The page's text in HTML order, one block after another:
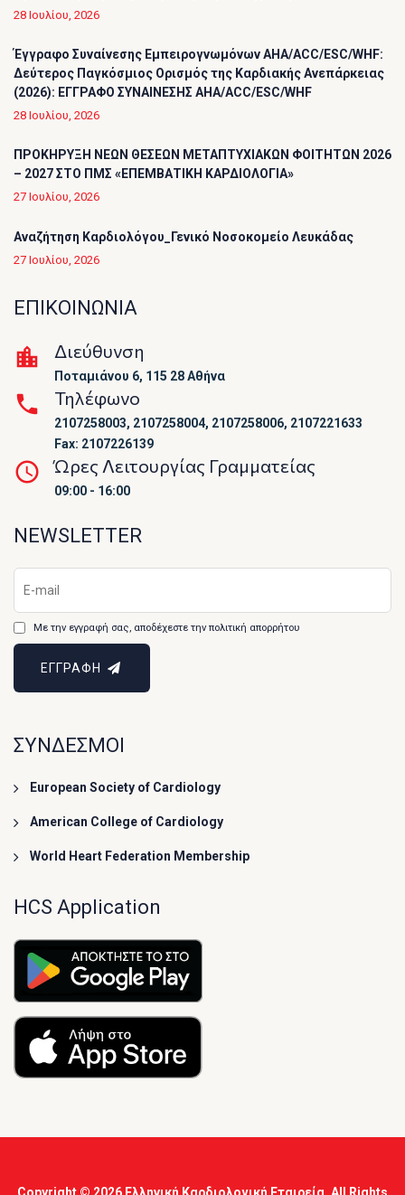
28 Ιουλίου, 2026
Έγγραφο Συναίνεσης Εμπειρογνωμόνων AHA/ACC/ESC/WHF:
Δεύτερος Παγκόσμιος Ορισμός της Καρδιακής Ανεπάρκειας
(2026): ΕΓΓΡΑΦΟ ΣΥΝΑΙΝΕΣΗΣ AHA/ACC/ESC/WHF
28 Ιουλίου, 2026
ΠΡΟΚΗΡΥΞΗ ΝΕΩΝ ΘΕΣΕΩΝ ΜΕΤΑΠΤΥΧΙΑΚΩΝ ΦΟΙΤΗΤΩΝ 2026
– 2027 ΣΤΟ ΠΜΣ «ΕΠΕΜΒΑΤΙΚΗ ΚΑΡΔΙΟΛΟΓΙΑ»
27 Ιουλίου, 2026
Αναζήτηση Καρδιολόγου_Γενικό Νοσοκομείο Λευκάδας
27 Ιουλίου, 2026
ΕΠΙΚΟΙΝΩΝΙΑ
Διεύθυνση
Ποταμιάνου 6, 115 28 Αθήνα
Τηλέφωνο
2107258003, 2107258004, 2107258006, 2107221633
Fax: 2107226139
Ώρες Λειτουργίας Γραμματείας
09:00 - 16:00
NEWSLETTER
Με την εγγραφή σας, αποδέχεστε την πολιτική απορρήτου
ΕΓΓΡΑΦΗ
ΣΥΝΔΕΣΜΟΙ
European Society of Cardiology
American College of Cardiology
World Heart Federation Membership
HCS Application